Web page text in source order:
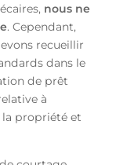
nous ne
. Cependant,
recueillir
dans le
de prêt
à
la propriété et